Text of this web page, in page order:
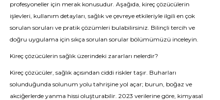
profesyoneller için merak konusudur. Aşağıda, kireç çözücülerin
işlevleri, kullanım detayları, sağlık ve çevreye etkileriyle ilgili en çok
sorulan soruları ve pratik çözümleri bulabilirsiniz. Bilinçli tercih ve
doğru uygulama için sıkça sorulan sorular bölümümüzü inceleyin.
Kireç çözücülerin sağlık üzerindeki zararları nelerdir?
Kireç çözücüler, sağlık açısından ciddi riskler taşır. Buharları
solunduğunda solunum yolu tahrişine yol açar; burun, boğaz ve
akciğerlerde yanma hissi oluşturabilir. 2023 verilerine göre, kimyasal